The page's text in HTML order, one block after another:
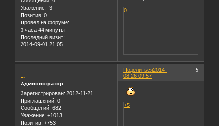
Уважение: -3
Позитив: 0
Провел на форуме:
3 часа 44 минуты
Последний визит:
2014-09-01 21:05
0
Поделиться 5
2014-
08-26 09:57
...
Администратор
Зарегистрирован: 2012-11-21
Приглашений: 0
Сообщений: 682
Уважение: +1013
Позитив: +753
+5